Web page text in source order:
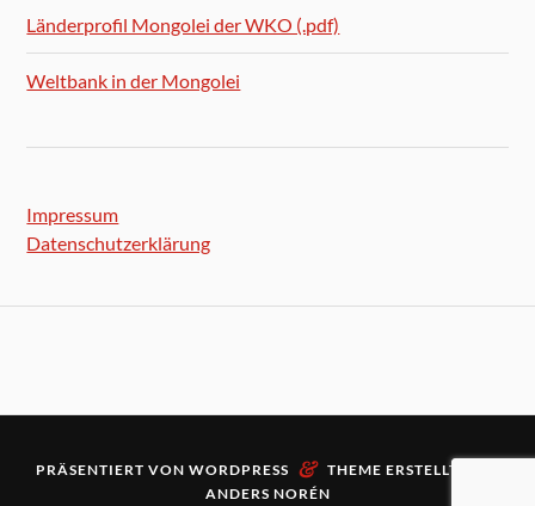
Länderprofil Mongolei der WKO (.pdf)
Weltbank in der Mongolei
Impressum
Datenschutzerklärung
PRÄSENTIERT VON WORDPRESS & THEME ERSTELLT VON
ANDERS NORÉN